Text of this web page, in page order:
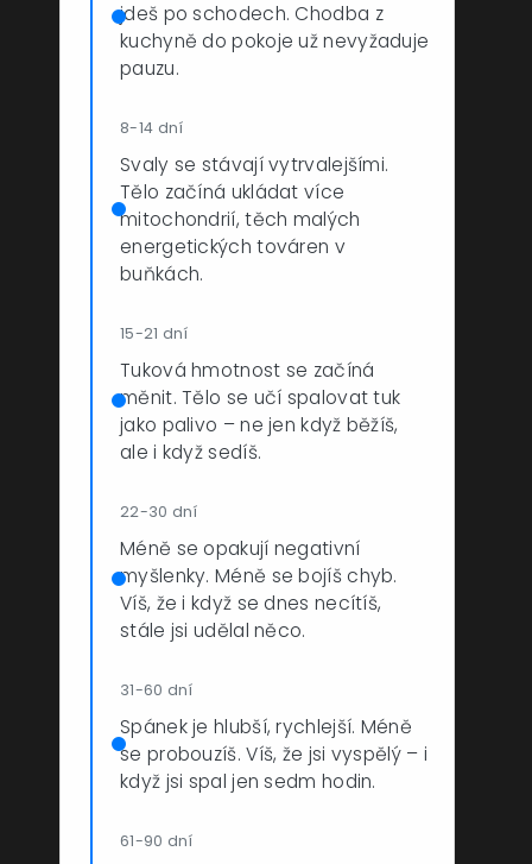
jdeš po schodech. Chodba z
kuchyně do pokoje už nevyžaduje
pauzu.
8-14 dní
Svaly se stávají vytrvalejšími.
Tělo začíná ukládat více
mitochondrií, těch malých
energetických továren v
buňkách.
15-21 dní
Tuková hmotnost se začíná
měnit. Tělo se učí spalovat tuk
jako palivo – ne jen když běžíš,
ale i když sedíš.
22-30 dní
Méně se opakují negativní
myšlenky. Méně se bojíš chyb.
Víš, že i když se dnes necítíš,
stále jsi udělal něco.
31-60 dní
Spánek je hlubší, rychlejší. Méně
se probouzíš. Víš, že jsi vyspělý – i
když jsi spal jen sedm hodin.
61-90 dní